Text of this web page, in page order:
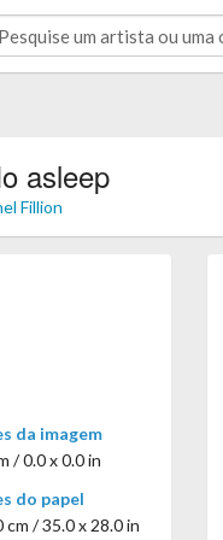
asleep
Fillion
da imagem
/ 0.0 x 0.0 in
do papel
cm / 35.0 x 28.0 in